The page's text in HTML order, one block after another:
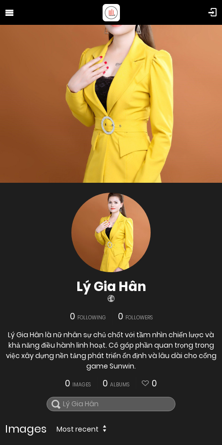
Lý Gia Hân
0 FOLLOWING 0 FOLLOWERS
Lý Gia Hân là nữ nhân sự chủ chốt với tầm nhìn chiến lược và
khả năng điều hành linh hoạt. Cô góp phần quan trọng trong
việc xây dựng nền tảng phát triển ổn định và lâu dài cho cổng
game Sunwin.
0 IMAGES 0 ALBUMS 0
Images Most recent